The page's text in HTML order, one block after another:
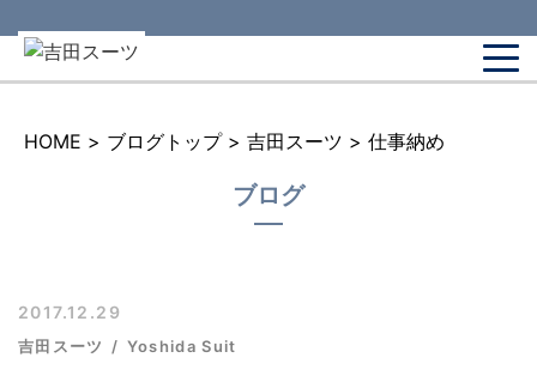
HOME > ブログトップ > 吉田スーツ > 仕事納め
ブログ
2017.12.29
吉田スーツ Yoshida Suit